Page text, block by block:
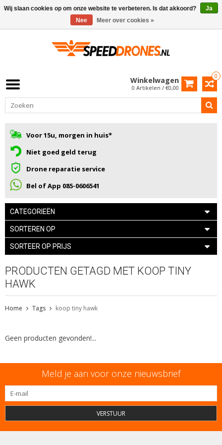
0
Winkelwagen
0 Artikelen / €0,00
Voor 15u, morgen in huis*
Niet goed geld terug
Drone reparatie service
Bel of App 085-0606541
CATEGORIEËN
SORTEREN OP
SORTEER OP PRIJS
PRODUCTEN GETAGD MET KOOP TINY
HAWK
Home Tags koop tiny hawk
Geen producten gevonden!...
Meld je aan voor onze nieuwsbrief
VERSTUUR
Wij slaan cookies op om onze website te verbeteren. Is dat akkoord?
Ja
Nee
Meer over cookies »